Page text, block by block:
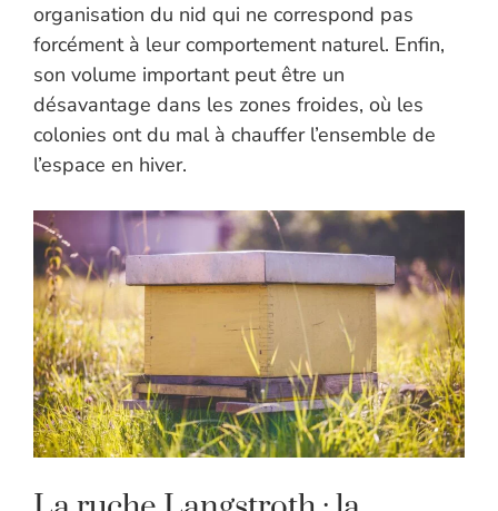
organisation du nid qui ne correspond pas
forcément à leur comportement naturel. Enfin,
son volume important peut être un
désavantage dans les zones froides, où les
colonies ont du mal à chauffer l’ensemble de
l’espace en hiver.